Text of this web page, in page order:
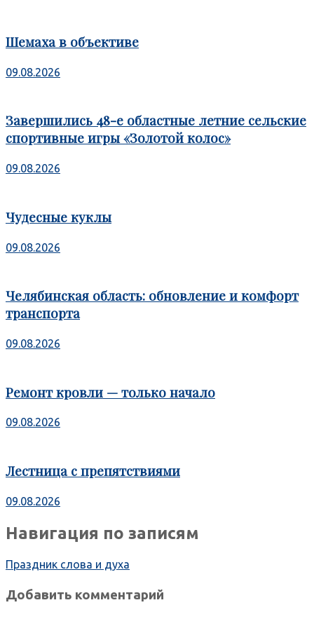
Шемаха в объективе
09.08.2026
Завершились 48-е областные летние сельские
спортивные игры «Золотой колос»
09.08.2026
Чудесные куклы
09.08.2026
Челябинская область: обновление и комфорт
транспорта
09.08.2026
Ремонт кровли — только начало
09.08.2026
Лестница с препятствиями
09.08.2026
Навигация по записям
Праздник слова и духа
Добавить комментарий